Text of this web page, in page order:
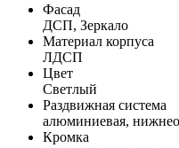
Фасад
ДСП, Зеркало
Материал корпуса
ЛДСП
Цвет
Светлый
Раздвижная система
алюминиевая,
Кромка